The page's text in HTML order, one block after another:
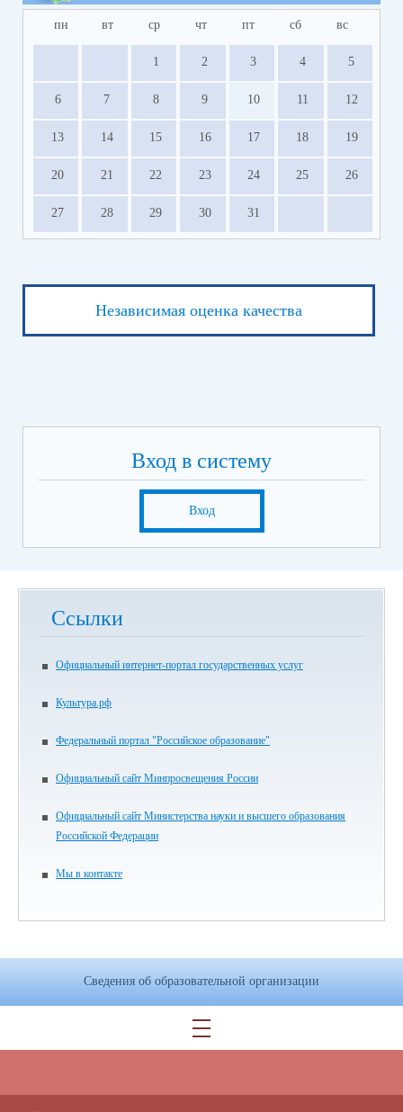
пн вт ср чт пт сб вс
1 2 3 4 5
6 7 8 9 10 11 12
13 14 15 16 17 18 19
20 21 22 23 24 25 26
27 28 29 30 31
Независимая оценка качества
Вход в систему
Вход
Ссылки
Официальный интернет-портал государственных услуг
Культура.рф
Федеральный портал "Российское образование"
Официальный сайт Минпросвещения России
Официальный сайт Министерства науки и высшего образования
Российской Федерации
Мы в контакте
Сведения об образовательной организации